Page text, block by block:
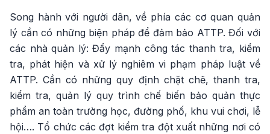
Song hành với người dân, về phía các cơ quan quản
lý cần có những biện pháp để đảm bảo ATTP. Đối với
các nhà quản lý: Đẩy mạnh công tác thanh tra, kiểm
tra, phát hiện và xử lý nghiêm vi phạm pháp luật về
ATTP. Cần có những quy định chặt chẽ, thanh tra,
kiểm tra, quản lý quy trình chế biến bảo quản thực
phẩm an toàn trường học, đường phố, khu vui chơi, lễ
hội…. Tổ chức các đợt kiểm tra đột xuất những nơi có